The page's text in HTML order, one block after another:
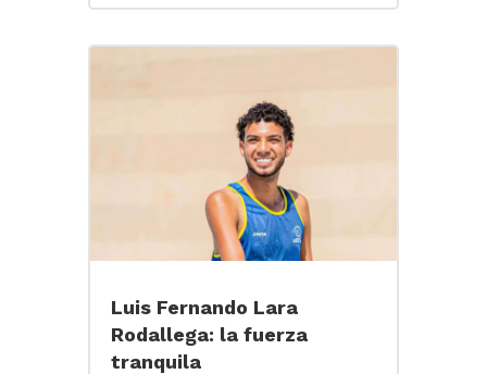
Luis Fernando Lara
Rodallega: la fuerza
tranquila